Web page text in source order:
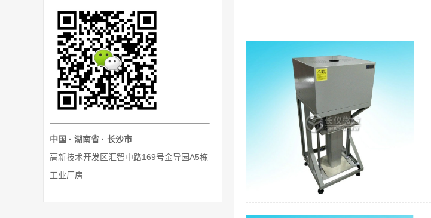
中国 · 湖南省 · 长沙市
高新技术开发区汇智中路169号金导园A5栋
工业厂房